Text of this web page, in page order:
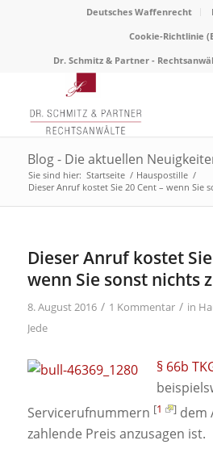
Deutsches Waffenrecht
Cookie-Richtlinie
Dr. Schmitz & Partner -
Blog - Die aktuellen
Sie sind hier: Startseite / Hauspostille /
Dieser Anruf kostet Sie 20 Cent – wenn Sie
Dieser Anruf kostet
wenn Sie sonst nichts
8. August 2016 / 1 Kommentar / in
Jede
§ 66b
Servicerufnummern [1 ]dem
zahlende Preis anzusagen ist.